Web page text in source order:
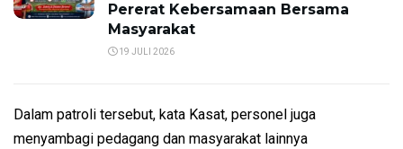
Pererat Kebersamaan Bersama
Masyarakat
19 JULI 2026
Dalam patroli tersebut, kata Kasat, personel juga
menyambagi pedagang dan masyarakat lainnya